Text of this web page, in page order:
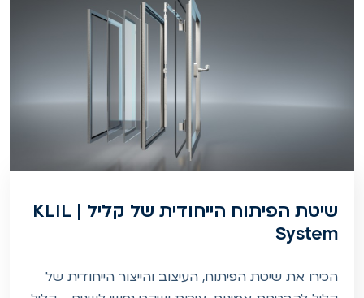
שיטת הפיתוח הייחודית של קליל | KLIL
System
הכירו את שיטת הפיתוח, העיצוב והייצור הייחודית של